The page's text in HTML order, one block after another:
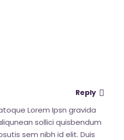
Reply
Lorem Ipsn gravida
sollici quisbendum
sem nibh id elit. Duis